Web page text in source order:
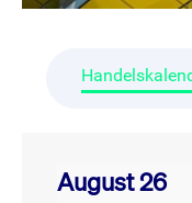
August 26